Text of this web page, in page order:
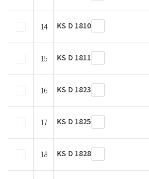
14 KS D 1810
15 KS D 1811
16 KS D 1823
17 KS D 1825
18 KS D 1828